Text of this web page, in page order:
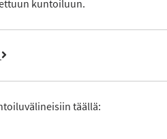
kuntoiluun.
täällä: